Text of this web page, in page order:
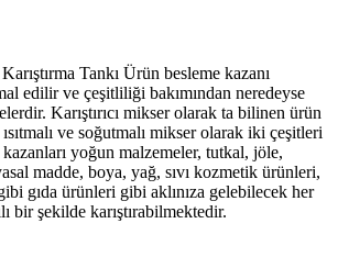
Tankı Ürün besleme kazanı
edilir ve çeşitliliği bakımından neredeyse
Karıştırıcı mikser olarak ta bilinen ürün
ve soğutmalı mikser olarak iki çeşitleri
yoğun malzemeler, tutkal, jöle,
madde, boya, yağ, sıvı kozmetik ürünleri,
gıda ürünleri gibi aklınıza gelebilecek her
bir şekilde karıştırabilmektedir.